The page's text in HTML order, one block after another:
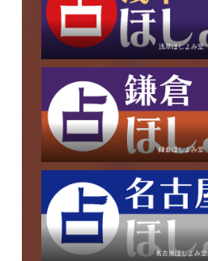
浅草ほしよみ堂
鎌倉ほしよみ堂
名古屋ほしよみ堂